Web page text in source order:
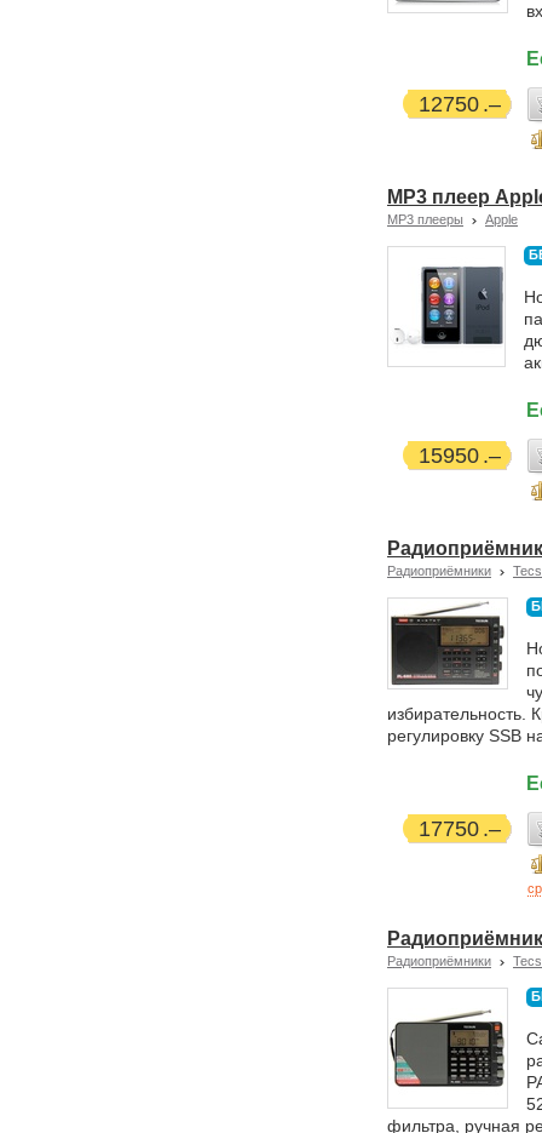
12750
MP3 плеер
MP3 плееры Apple
15950
Радиоприёмники
избирательность.
регулировку SSB
17750
Радиоприёмники
фильтра, ручная